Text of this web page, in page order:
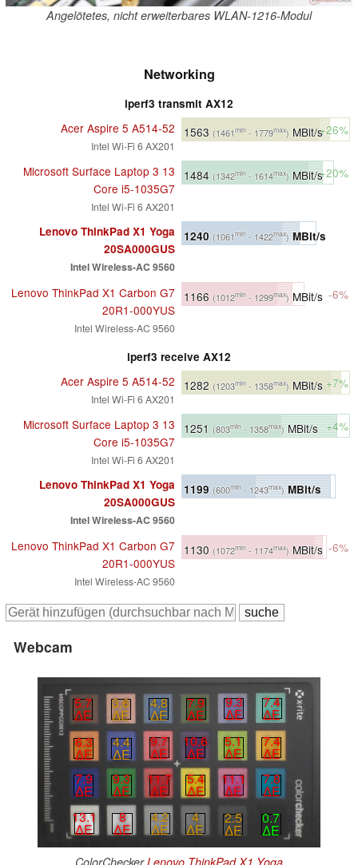
Angelötetes, nicht erweiterbares WLAN-1216-Modul
Networking
iperf3 transmit AX12
Acer Aspire 5 A514-52
Intel Wi-Fi 6 AX201
1563 (1461min - 1779max) MBit/s+26%
Microsoft Surface Laptop 3 13
Core i5-1035G7
Intel Wi-Fi 6 AX201
1484 (1342min - 1614max) MBit/s+20%
Lenovo ThinkPad X1 Yoga
20SA000GUS
Intel Wireless-AC 9560
1240 (1061min - 1422max)MBit/s
Lenovo ThinkPad X1 Carbon G7
20R1-000YUS
Intel Wireless-AC 9560
1166 (1012min - 1299max) MBit/s -6%
iperf3 receive AX12
Acer Aspire 5 A514-52
Intel Wi-Fi 6 AX201
1282 (1203min - 1358max) MBit/s +7%
Microsoft Surface Laptop 3 13
Core i5-1035G7
Intel Wi-Fi 6 AX201
1251 (803min - 1358max)MBit/s +4%
Lenovo ThinkPad X1 Yoga
20SA000GUS
Intel Wireless-AC 9560
1199 (600min - 1243max)MBit/s
Lenovo ThinkPad X1 Carbon G7
20R1-000YUS
Intel Wireless-AC 9560
1130 (1072min - 1174max) MBit/s -6%
Webcam
5.7
∆E
3.6
∆E
4.8
∆E
7.9
∆E
9.3
∆E
7.4
∆E
6.3
∆E
4.4
∆E
9.7
∆E
10.6
∆E
5.1
∆E
7.4
∆E
7.9
∆E
9.3
∆E
11.7
∆E
5.4
∆E
11.1
∆E
7.8
∆E
13.1
∆E
8
∆E
4.2
∆E
4
∆E
2.5
∆E
0.7
∆E
ColorChecker Lenovo ThinkPad X1 Yoga